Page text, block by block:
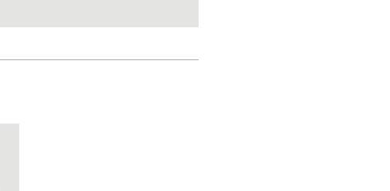
bewerten, beleuchtet die
erschienene Coaching-